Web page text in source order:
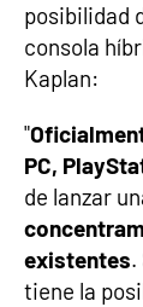
posibilidad
consola
Kaplan:
"
PC,
de lanzar
existentes.
tiene la